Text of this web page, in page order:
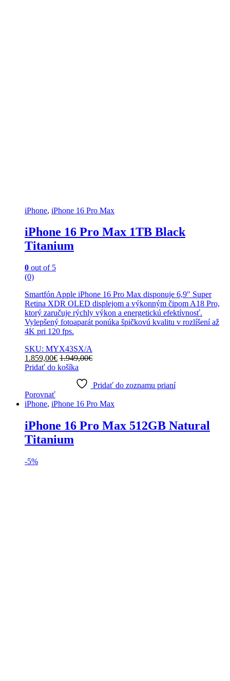
iPhone, iPhone 16 Pro Max
iPhone 16 Pro Max 1TB Black
Titanium
0 out of 5
(0)
Smartfón Apple iPhone 16 Pro Max disponuje 6,9″ Super
Retina XDR OLED displejom a výkonným čipom A18 Pro,
ktorý zaručuje rýchly výkon a energetickú efektívnosť.
Vylepšený fotoaparát ponúka špičkovú kvalitu v rozlíšení až
4K pri 120 fps.
SKU: MYX43SX/A
1.859,00€ 1.949,00€
Pridať do košíka
Pridať do zoznamu prianí
Porovnať
iPhone, iPhone 16 Pro Max
iPhone 16 Pro Max 512GB Natural
Titanium
-5%